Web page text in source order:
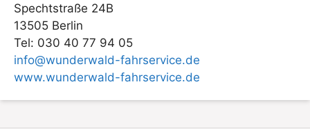
Spechtstraße 24B
13505 Berlin
Tel: 030 40 77 94 05
info@wunderwald-fahrservice.de
www.wunderwald-fahrservice.de